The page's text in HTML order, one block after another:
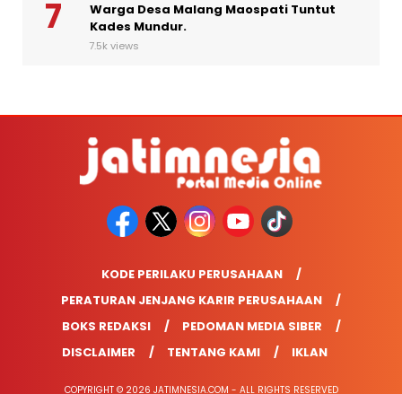
Warga Desa Malang Maospati Tuntut
Kades Mundur.
7.5k views
KODE PERILAKU PERUSAHAAN
PERATURAN JENJANG KARIR PERUSAHAAN
BOKS REDAKSI
PEDOMAN MEDIA SIBER
DISCLAIMER
TENTANG KAMI IKLAN
COPYRIGHT © 2026 JATIMNESIA.COM - ALL RIGHTS RESERVED